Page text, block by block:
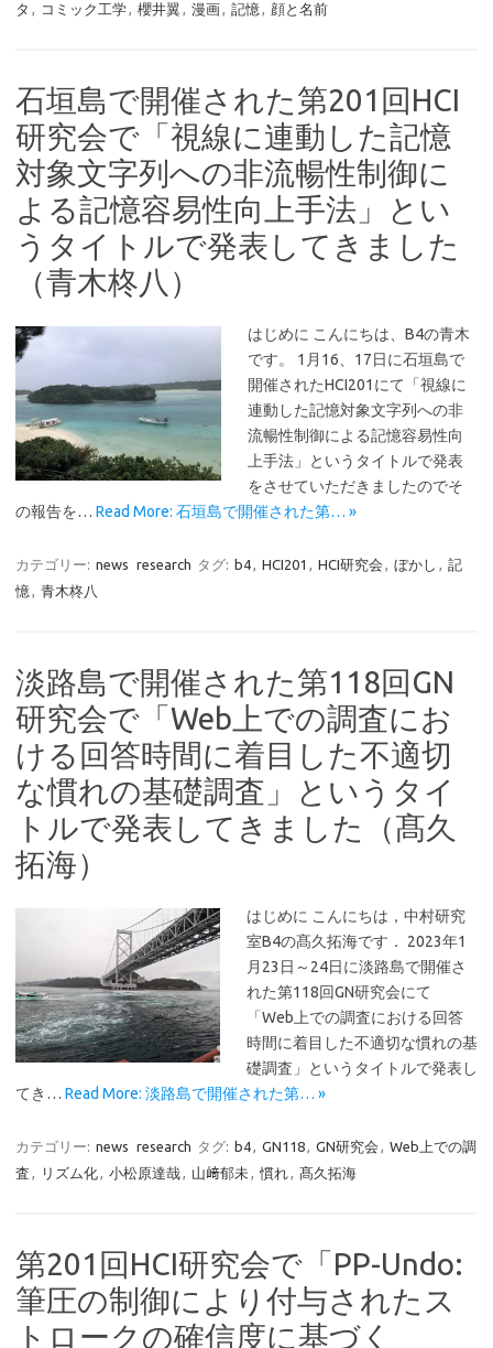
タ , コミック工学, 櫻井翼 , 漫画, 記憶, 顔と名前
石垣島で開催された第201回HCI
研究会で「視線に連動した記憶
対象文字列への非流暢性制御に
よる記憶容易性向上手法」とい
うタイトルで発表してきました
（青木柊八）
はじめに こんにちは、B4の青木
です。 1月16、17日に石垣島で
開催されたHCI201にて「視線に
連動した記憶対象文字列への非
流暢性制御による記憶容易性向
上手法」というタイトルで発表
をさせていただきましたのでそ
の報告を… Read More: 石垣島で開催された第… »
カテゴリー: news research タグ: b4, HCI201 , HCI研究会 , ぼかし , 記
憶, 青木柊八
淡路島で開催された第118回GN
研究会で「Web上での調査にお
ける回答時間に着目した不適切
な慣れの基礎調査」というタイ
トルで発表してきました（髙久
拓海）
はじめに こんにちは，中村研究
室B4の髙久拓海です． 2023年1
月23日～24日に淡路島で開催さ
れた第118回GN研究会にて
「Web上での調査における回答
時間に着目した不適切な慣れの基
礎調査」というタイトルで発表し
てき… Read More: 淡路島で開催された第… »
カテゴリー: news research タグ: b4, GN118, GN研究会 , Web上での調
査 , リズム化, 小松原達哉, 山﨑郁未, 慣れ, 髙久拓海
第201回HCI研究会で「PP-Undo:
筆圧の制御により付与されたス
トロークの確信度に基づく